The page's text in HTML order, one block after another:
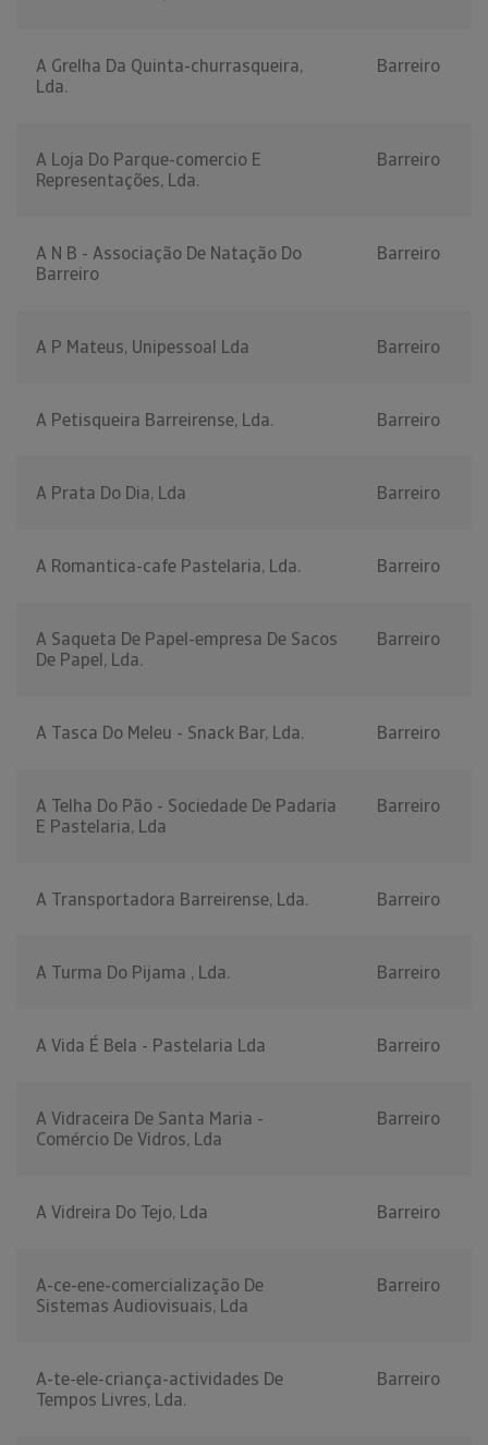
A Grelha Da Quinta-churrasqueira,
Lda.
Barreiro
A Loja Do Parque-comercio E
Representações, Lda.
Barreiro
A N B - Associação De Natação Do
Barreiro
Barreiro
A P Mateus, Unipessoal Lda Barreiro
A Petisqueira Barreirense, Lda. Barreiro
A Prata Do Dia, Lda Barreiro
A Romantica-cafe Pastelaria, Lda. Barreiro
A Saqueta De Papel-empresa De Sacos
De Papel, Lda.
Barreiro
A Tasca Do Meleu - Snack Bar, Lda. Barreiro
A Telha Do Pão - Sociedade De Padaria
E Pastelaria, Lda
Barreiro
A Transportadora Barreirense, Lda. Barreiro
A Turma Do Pijama , Lda. Barreiro
A Vida É Bela - Pastelaria Lda Barreiro
A Vidraceira De Santa Maria -
Comércio De Vidros, Lda
Barreiro
A Vidreira Do Tejo, Lda Barreiro
A-ce-ene-comercialização De
Sistemas Audiovisuais, Lda
Barreiro
A-te-ele-criança-actividades De
Tempos Livres, Lda.
Barreiro